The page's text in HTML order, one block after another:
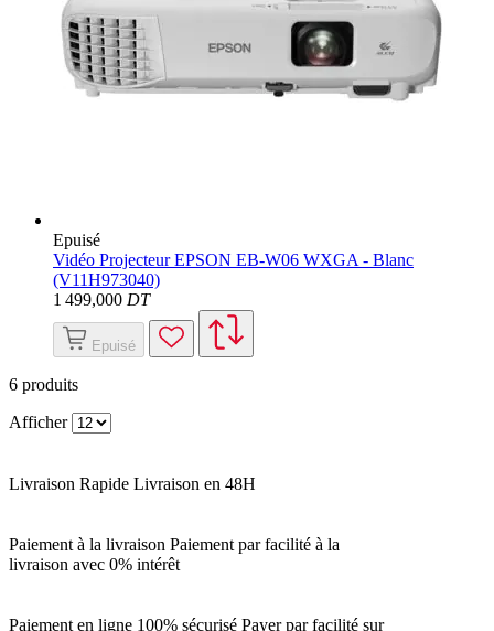
Epuisé
Vidéo Projecteur EPSON EB-W06 WXGA - Blanc
(V11H973040)
1 499,000 DT
Epuisé
6 produits
Afficher
Livraison Rapide Livraison en 48H
Paiement à la livraison Paiement par facilité à la
livraison avec 0% intérêt
Paiement en ligne 100% sécurisé Payer par facilité sur